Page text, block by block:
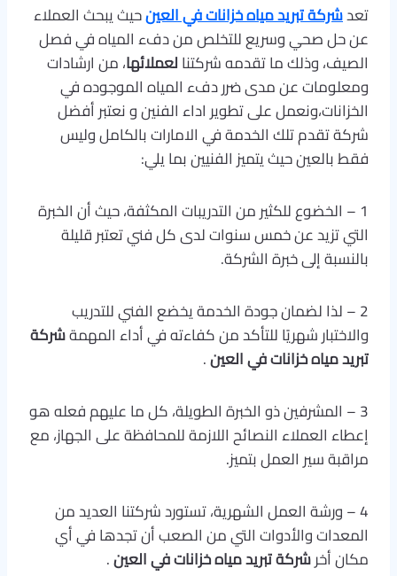
تعدشركة تبريد مياه خزانات في العينحيث يبحث العملاء
عن حل صحي وسريع للتخلص من دفء المياه في فصل
الصيف، وذلك ما تقدمه شركتنالعملائها، من ارشادات
ومعلومات عن مدى ضرر دفء المياه الموجوده في
الخزانات،ونعمل على تطوير اداء الفنين و نعتبر أفضل
شركة تقدم تلك الخدمة في الامارات بالكامل وليس
فقط بالعين حيث يتميز الفنيين بما يلي:
1 – الخضوع للكثير من التدريبات المكثفة، حيث أن الخبرة
التي تزيد عن خمس سنوات لدى كل فني تعتبر قليلة
بالنسبة إلى خبرة الشركة.
2 – لذا لضمان جودة الخدمة يخضع الفني للتدريب
والاختبار شهريًا للتأكد من كفاءته في أداء المهمةشركة
تبريد مياه خزانات في العين.
3 – المشرفين ذو الخبرة الطويلة، كل ما عليهم فعله هو
إعطاء العملاء النصائح اللازمة للمحافظة على الجهاز، مع
مراقبة سير العمل بتميز.
4 – ورشة العمل الشهرية، تستورد شركتنا العديد من
المعدات والأدوات التي من الصعب أن تجدها في أي
مكان أخرشركة تبريد مياه خزانات في العين.